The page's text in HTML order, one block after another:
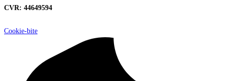
CVR: 44649594
Cookie-bite